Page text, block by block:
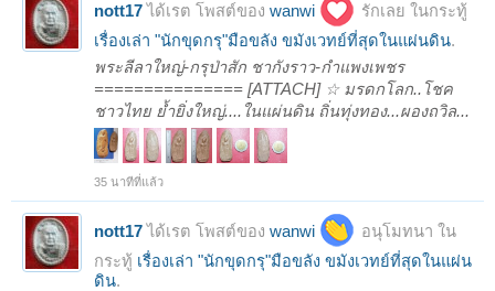
nott17ได้เรต โพสต์ของ wanwi
รักเลย ในกระทู้
เรื่องเล่า "นักขุดกรุ"มือขลัง ขมังเวทย์ที่สุดในแผ่นดิน.
พระลีลาใหญ่-กรุป่าสัก ชากังราว-กำแพงเพชร
=============== [ATTACH] ☆ มรดกโลก..โชค
ชาวไทย ย้ำยิ่งใหญ่....ในแผ่นดิน ถิ่นทุ่งทอง...ผองถวิล...
35 นาทีที่แล้ว
nott17ได้เรต โพสต์ของ wanwi
อนุโมทนา ใน
กระทู้ เรื่องเล่า "นักขุดกรุ"มือขลัง ขมังเวทย์ที่สุดในแผ่น
ดิน.